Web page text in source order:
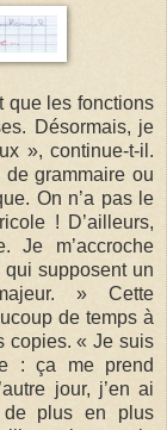
que les fonctions
Désormais, je
», continue-t-il.
grammaire ou
On n’a pas le
! D’ailleurs,
Je m’accroche
qui supposent un
» Cette
de temps à
copies. « Je suis
: ça me prend
jour, j’en ai
de plus en plus